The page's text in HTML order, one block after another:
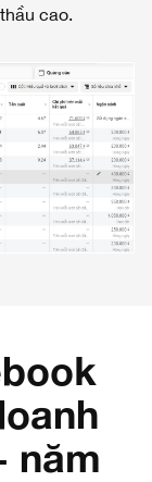
cao.
năm